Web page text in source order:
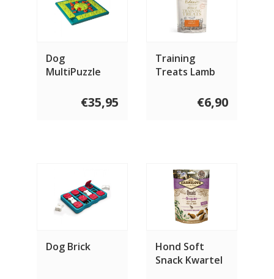
Dog
MultiPuzzle
€35,95
Training
Treats Lamb
€6,90
Dog Brick
Hond Soft
Snack Kwartel